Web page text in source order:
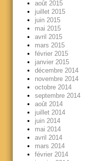
août 2015
juillet 2015
juin 2015
mai 2015
avril 2015
mars 2015
février 2015
janvier 2015
décembre 2014
novembre 2014
octobre 2014
septembre 2014
août 2014
juillet 2014
juin 2014
mai 2014
avril 2014
mars 2014
février 2014